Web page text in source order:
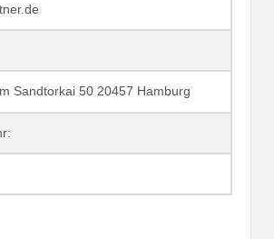
Sandtorkai 50 20457 Hamburg